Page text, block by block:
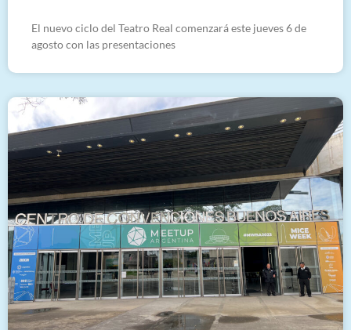
El nuevo ciclo del Teatro Real comenzará este jueves 6 de
agosto con las presentaciones